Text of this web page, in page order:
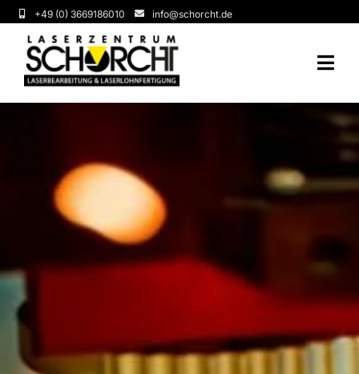
Zum
Inhalt
springen
+49 (0) 3669186010 info@schorcht.de
Startseite
Applikationslabor